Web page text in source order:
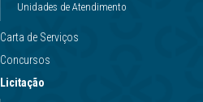
Unidades de Atendimento
Carta de Serviços
Concursos
Licitação